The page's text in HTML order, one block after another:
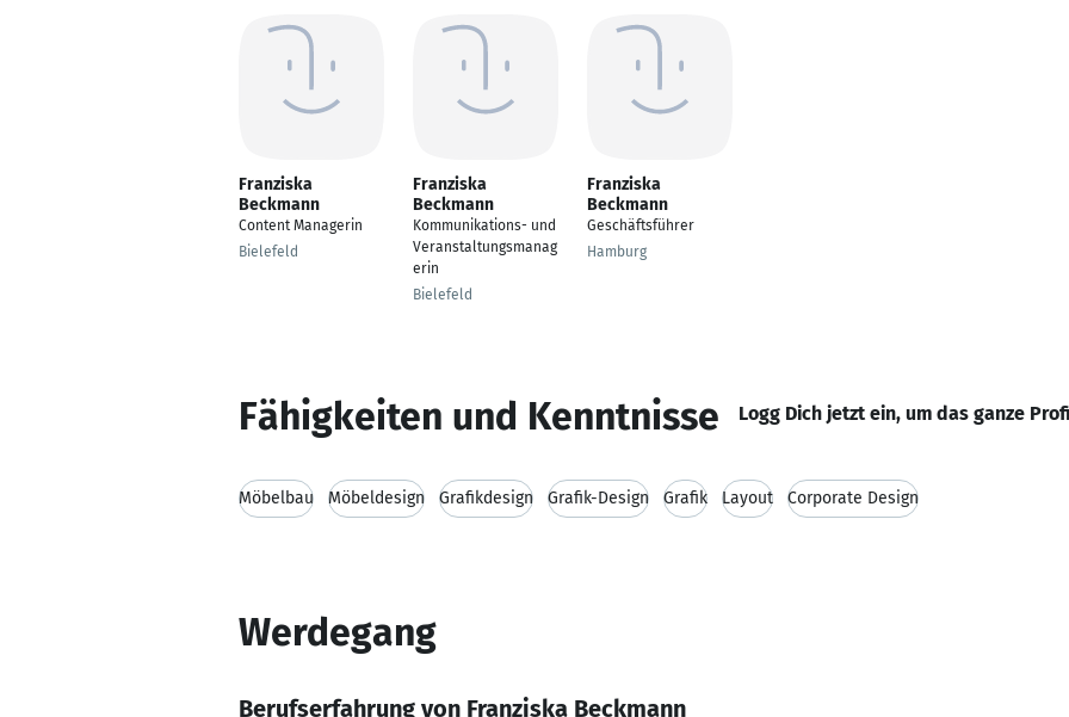
Franziska
Beckmann
Content Managerin
Bielefeld
Franziska
Beckmann
Kommunikations- und
Veranstaltungsmanag
erin
Bielefeld
Franziska
Beckmann
Geschäftsführer
Hamburg
Fähigkeiten und Kenntnisse Logg Dich jetzt ein, um das ganze
Möbelbau Möbeldesign Grafikdesign Grafik-Design Grafik Layout Corporate Design
Werdegang
Berufserfahrung von Franziska Beckmann